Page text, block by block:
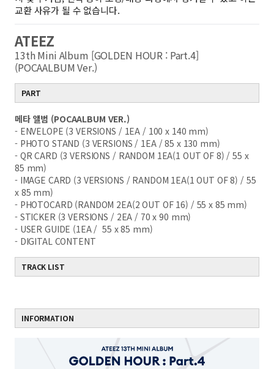
교환 사유가 될 수 없습니다.
ATEEZ
13th Mini Album [GOLDEN HOUR : Part.4]
(POCAALBUM Ver.)
PART
메타 앨범 (POCAALBUM VER.)
- ENVELOPE (3 VERSIONS / 1EA / 100 x 140 mm)
- PHOTO STAND (3 VERSIONS / 1EA / 85 x 130 mm)
- QR CARD (3 VERSIONS / RANDOM 1EA(1 OUT OF 8) / 55 x
85 mm)
- IMAGE CARD (3 VERSIONS / RANDOM 1EA(1 OUT OF 8) / 55
x 85 mm)
- PHOTOCARD (RANDOM 2EA(2 OUT OF 16) / 55 x 85 mm)
- STICKER (3 VERSIONS / 2EA / 70 x 90 mm)
- USER GUIDE (1EA / 55 x 85 mm)
- DIGITAL CONTENT
TRACK LIST
INFORMATION